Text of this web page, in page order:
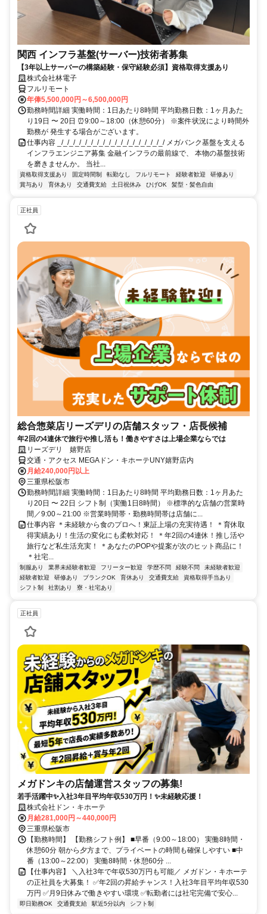
関西 インフラ基盤(サーバー)技術者募集
【3年以上サーバーの構築経験・保守経験必須】資格取得支援あり
株式会社林電子
フルリモート
年俸5,500,000円～6,500,000円
勤務時間詳細 実働時間：1日あたり8時間 平均勤務日数：1ヶ月あた
り19日 〜 20日 ⏰9:00～18:00（休憩60分） ※案件状況により時間外
勤務が 発生する場合がございます。
仕事内容 _/_/_/_/_/_/_/_/_/_/_/_/_/_/_/_/_/_/ メガバンク基盤を支える
インフラエンジニア募集 金融インフラの最前線で、 本物の基盤技術
を磨きませんか。 当社...
資格取得支援あり 固定時間制 転勤なし フルリモート 経験者歓迎
研修あり
賞与あり
育休あり 交通費支給 土日祝休み ひげOK 髪型・髪色自由
正社員
総合惣菜店リーズデリの店舗スタッフ・店長候補
年2回の4連休で旅行や推し活も！働きやすさは上場企業ならでは
リーズデリ 嬉野店
交通・アクセス MEGAドン・キホーテUNY嬉野店内
月給240,000円以上
三重県松阪市
勤務時間詳細 実働時間：1日あたり8時間 平均勤務日数：1ヶ月あた
り20日 〜 22日 シフト制（実働1日8時間） ※標準的な店舗の営業時
間／9:00～21:00 ※営業時間帯・勤務時間帯は店舗に...
仕事内容 ＊未経験から食のプロへ！東証上場の充実待遇！ ＊育休取
得実績あり！生活の変化にも柔軟対応！ ＊年2回の4連休！推し活や
旅行など私生活充実！ ＊あなたのPOPや提案が次のヒット商品に！
＊社宅...
制服あり 業界未経験者歓迎 フリーター歓迎 学歴不問 経験不問
未経験者歓迎
経験者歓迎
研修あり ブランクOK 育休あり 交通費支給
資格取得手当あり
シフト制
社割あり 寮・社宅あり
正社員
メガドンキの店舗運営スタッフの募集!
若手活躍中✨入社3年目平均年収530万円！✨未経験応援！
株式会社ドン・キホーテ
月給281,000円～440,000円
三重県松阪市
【勤務時間】 【勤務シフト例】 ■早番（9:00～18:00） 実働8時間・
休憩60分 朝から夕方まで、プライベートの時間も確保しやすい ■中
番（13:00～22:00） 実働8時間・休憩60分 ...
【仕事内容】 ＼入社3年で年収530万円も可能／ メガドン・キホーテ
の正社員を大募集！ ✅年2回の昇給チャンス！入社3年目平均年収530
万円 ✅月9日休みで働きやすい環境 ✅転勤者には社宅完備で安心...
即日勤務OK 交通費支給 駅近5分以内 シフト制